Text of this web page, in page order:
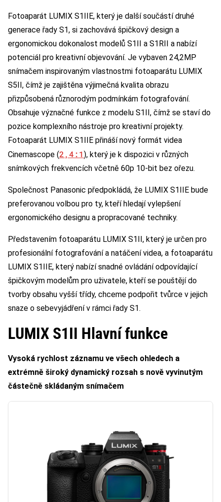
Fotoaparát LUMIX S1IIE, který je další součástí druhé
generace řady S1, si zachovává špičkový design a
ergonomickou dokonalost modelů S1II a S1RII a nabízí
potenciál pro kreativní objevování. Je vybaven 24,2MP
snímačem inspirovaným vlastnostmi fotoaparátu LUMIX
S5II, čímž je zajištěna výjimečná kvalita obrazu
přizpůsobená různorodým podmínkám fotografování.
Obsahuje význačné funkce z modelu S1II, čímž se staví do
pozice komplexního nástroje pro kreativní projekty.
Fotoaparát LUMIX S1IIE přináší nový formát videa
Cinemascope (2,4:1), který je k dispozici v různých
snímkových frekvencích včetně 60p 10-bit bez ořezu.
Společnost Panasonic předpokládá, že LUMIX S1IIE bude
preferovanou volbou pro ty, kteří hledají vylepšení
ergonomického designu a propracované techniky.
Představením fotoaparátu LUMIX S1II, který je určen pro
profesionální fotografování a natáčení videa, a fotoaparátu
LUMIX S1IIE, který nabízí snadné ovládání odpovídající
špičkovým modelům pro uživatele, kteří se pouštějí do
tvorby obsahu vyšší třídy, chceme podpořit tvůrce v jejich
snaze o sebevyjádření v rámci řady S1.
LUMIX S1II Hlavní funkce
Vysoká rychlost záznamu ve všech ohledech a
extrémně široký dynamický rozsah s nově vyvinutým
částečně skládaným snímačem